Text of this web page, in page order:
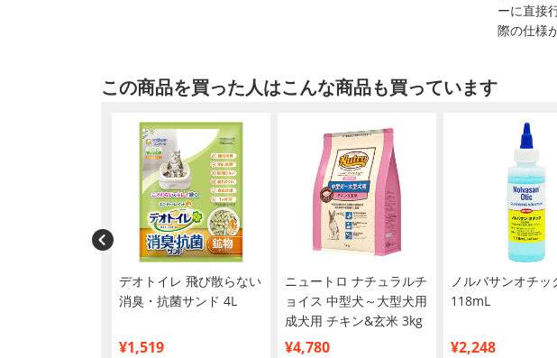
ーに直接
際の仕様
この商品を買った人はこんな商品も買っています
デオトイレ 飛び散らない
消臭・抗菌サンド 4L
¥1,519
ニュートロ ナチュラルチ
ョイス 中型犬～大型犬用
成犬用 チキン&玄米 3kg
¥4,780
ノルバサンオチッ
118mL
¥2,248